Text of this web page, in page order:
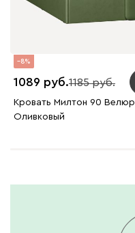
8
1089 1185
Кровать Милтон 90 Велюр
Оливковый